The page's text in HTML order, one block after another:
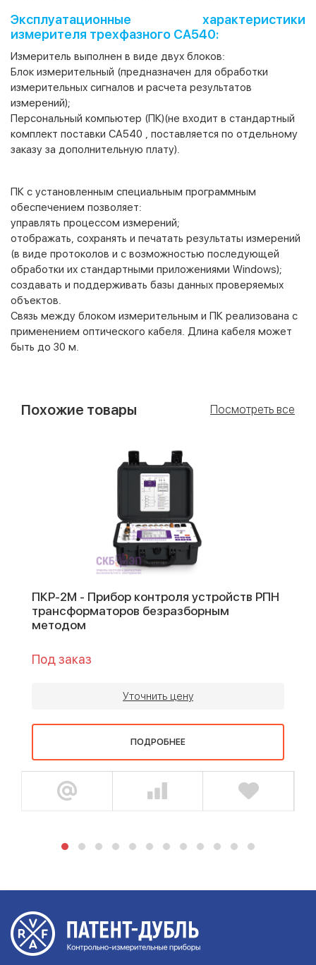
Эксплуатационные характеристики
измерителя трехфазного СА540:
Измеритель выполнен в виде двух блоков:
Блок измерительный (предназначен для обработки
измерительных сигналов и расчета результатов
измерений);
Персональный компьютер (ПК)(не входит в стандартный
комплект поставки СА540 , поставляется по отдельному
заказу за дополнительную плату).
ПК с установленным специальным программным
обеспечением позволяет:
управлять процессом измерений;
отображать, сохранять и печатать результаты измерений
(в виде протоколов и с возможностью последующей
обработки их стандартными приложениями Windows);
создавать и поддерживать базы данных проверяемых
объектов.
Связь между блоком измерительным и ПК реализована с
применением оптического кабеля. Длина кабеля может
быть до 30 м.
Похожие товары Посмотреть все
ПКР-2M - Прибор контроля устройств РПН
трансформаторов безразборным
методом
Под заказ
Уточнить цену
ПОДРОБНЕЕ